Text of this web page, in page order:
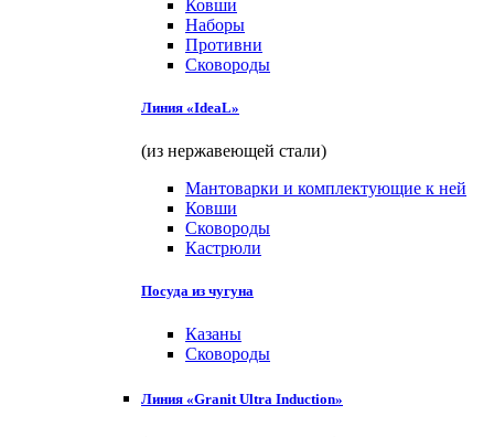
Ковши
Наборы
Противни
Сковороды
Линия «IdeaL»
(из нержавеющей стали)
Мантоварки и комплектующие к ней
Ковши
Сковороды
Кастрюли
Посуда из чугуна
Казаны
Сковороды
Линия «Granit Ultra Induction»